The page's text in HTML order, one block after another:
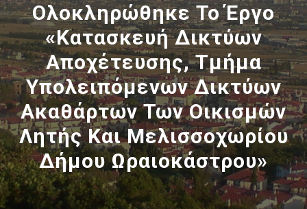
Ολοκληρώθηκε Το Έργο
«Κατασκευή Δικτύων
Αποχέτευσης, Τμήμα
Υπολειπόμενων Δικτύων
Ακαθάρτων Των Οικισμών
Λητής Και Μελισσοχωρίου
Δήμου Ωραιοκάστρου»